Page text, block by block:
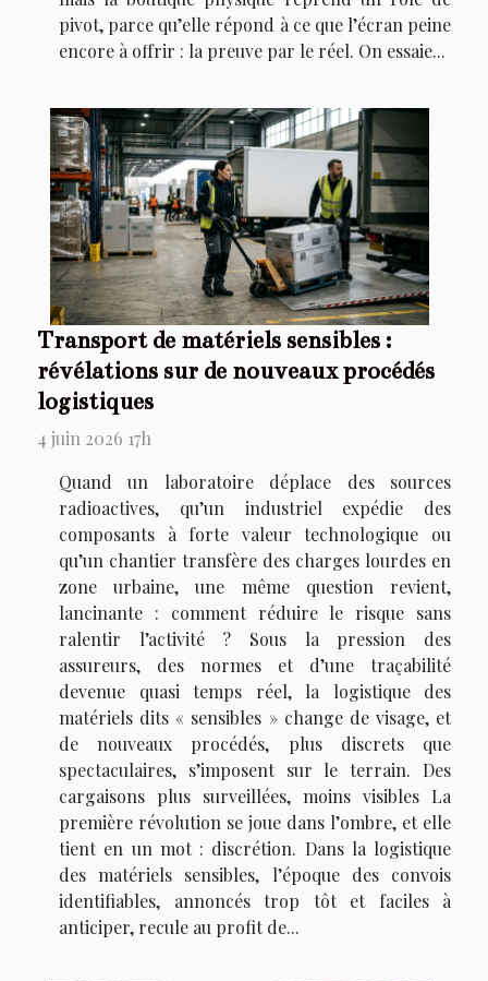
pivot, parce qu’elle répond à ce que l’écran peine
encore à offrir : la preuve par le réel. On essaie...
Transport de matériels sensibles :
révélations sur de nouveaux procédés
logistiques
4 juin 2026 17h
Quand un laboratoire déplace des sources
radioactives, qu’un industriel expédie des
composants à forte valeur technologique ou
qu’un chantier transfère des charges lourdes en
zone urbaine, une même question revient,
lancinante : comment réduire le risque sans
ralentir l’activité ? Sous la pression des
assureurs, des normes et d’une traçabilité
devenue quasi temps réel, la logistique des
matériels dits « sensibles » change de visage, et
de nouveaux procédés, plus discrets que
spectaculaires, s’imposent sur le terrain. Des
cargaisons plus surveillées, moins visibles La
première révolution se joue dans l’ombre, et elle
tient en un mot : discrétion. Dans la logistique
des matériels sensibles, l’époque des convois
identifiables, annoncés trop tôt et faciles à
anticiper, recule au profit de...